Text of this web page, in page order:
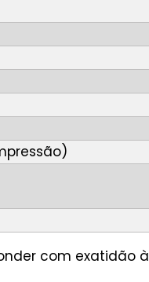
com exatidão à